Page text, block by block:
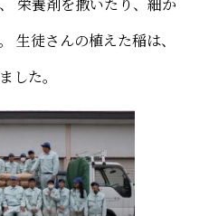
生徒さんの植えた稲は、
した。